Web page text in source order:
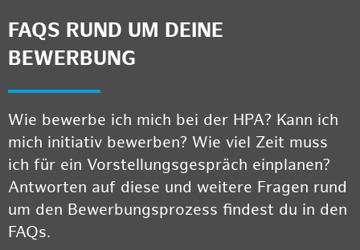
FAQS RUND UM DEINE
BEWERBUNG
Wie bewerbe ich mich bei der HPA? Kann ich
mich initiativ bewerben? Wie viel Zeit muss
ich für ein Vorstellungsgespräch einplanen?
Antworten auf diese und weitere Fragen rund
um den Bewerbungsprozess findest du in den
FAQs.